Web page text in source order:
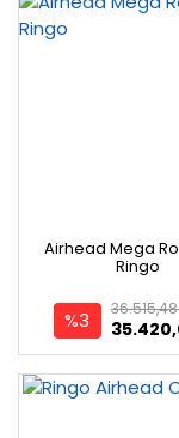
Airhead Mega
Ringo
%3 36.515,48